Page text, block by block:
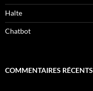
Halte
Chatbot
COMMENTAIRES RÉCENTS